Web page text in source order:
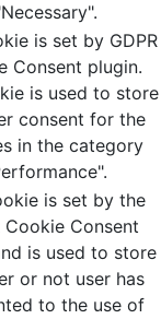
is set by GDPR
Consent plugin.
is used to store
consent for the
in the category
is set by the
Cookie Consent
is used to store
or not user has
to the use of